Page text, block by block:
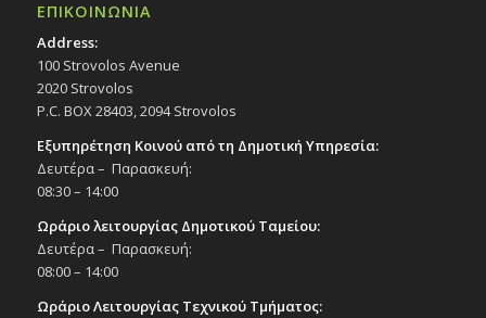
ΕΠΙΚΟΙΝΩΝΙΑ
Address:
100 Strovolos Avenue
2020 Strovolos
P.C. BOX 28403, 2094 Strovolos
Εξυπηρέτηση Κοινού από τη Δημοτική Υπηρεσία:
Δευτέρα – Παρασκευή:
08:30 – 14:00
Ωράριο λειτουργίας Δημοτικού Ταμείου:
Δευτέρα – Παρασκευή:
08:00 – 14:00
Ωράριο Λειτουργίας Τεχνικού Τμήματος: